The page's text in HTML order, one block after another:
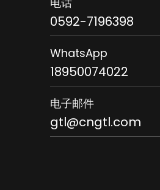
0592-7196398
WhatsApp
18950074022
电子邮件
gtl@cngtl.com